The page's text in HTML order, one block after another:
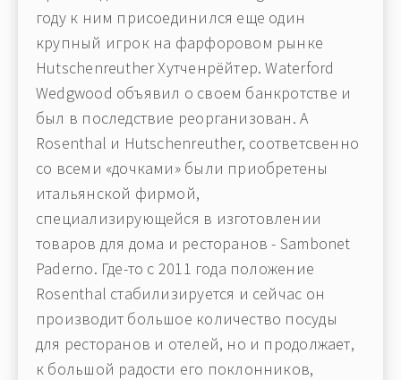
году к ним присоединился еще один
крупный игрок на фарфоровом рынке
Hutschenreuther Хутченрёйтер. Waterford
Wedgwood объявил о своем банкротстве и
был в последствие реорганизован. А
Rosenthal и Hutschenreuther, соответсвенно
со всеми «дочками» были приобретены
итальянской фирмой,
специализирующейся в изготовлении
товаров для дома и ресторанов - Sambonet
Paderno. Где-то с 2011 года положение
Rosenthal стабилизируется и сейчас он
производит большое количество посуды
для ресторанов и отелей, но и продолжает,
к большой радости его поклонников,